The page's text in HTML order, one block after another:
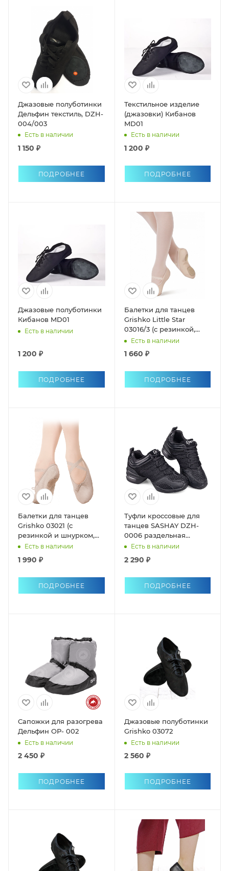
Джазовые полуботинки
Дельфин текстиль, DZH-
004/003
Есть в наличии
1 150 ₽
ПОДРОБНЕЕ
Текстильное изделие
(джазовки) Кибанов
MD01
Есть в наличии
1 200 ₽
ПОДРОБНЕЕ
Джазовые полуботинки
Кибанов MD01
Есть в наличии
1 200 ₽
ПОДРОБНЕЕ
Балетки для танцев
Grishko Little Star
03016/3 (с резинкой,
раздельная подошва)
Есть в наличии
1 660 ₽
ПОДРОБНЕЕ
Балетки для танцев
Grishko 03021 (с
резинкой и шнурком,
раздельная подошва)
Есть в наличии
1 990 ₽
ПОДРОБНЕЕ
Туфли кроссовые для
танцев SASHAY DZH-
0006 раздельная
подошва
Есть в наличии
2 290 ₽
ПОДРОБНЕЕ
Сапожки для разогрева
Дельфин ОР- 002
Есть в наличии
2 450 ₽
ПОДРОБНЕЕ
Джазовые полуботинки
Grishko 03072
Есть в наличии
2 560 ₽
ПОДРОБНЕЕ